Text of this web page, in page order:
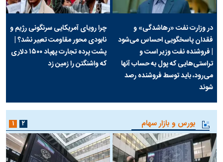
در وزارت نفت «رهاشدگی» و
فقدان پاسخگویی احساس می‌شود
| فروشنده نفت وزیر است و
تراستی‌هایی که پول به حساب آنها
می‌رود، باید توسط فروشنده رصد
شوند
چرا رویای آمریکایی سرنگونی رژیم و
نابودی محور مقاومت تعبیر نشد؟ |
پشت پرده تجارت پهپاد‌ ۱۵۰۰ دلاری
که واشنگتن را زمین زد
بورس و بازار سهام ۱ ۲